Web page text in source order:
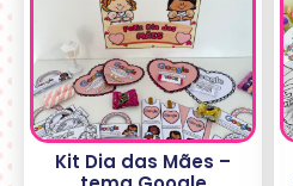
Kit Dia das Mães –